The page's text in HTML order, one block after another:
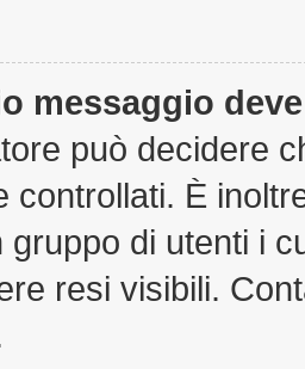
messaggio
può decidere
controllati. È
gruppo di utenti i
resi visibili.